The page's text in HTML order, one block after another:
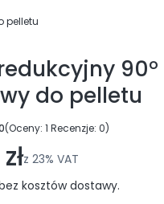
pelletu
90°
do pelletu
(Oceny: 1 Recenzje: 0)
do sekcji Opinie
z 23% VAT
kosztów dostawy.